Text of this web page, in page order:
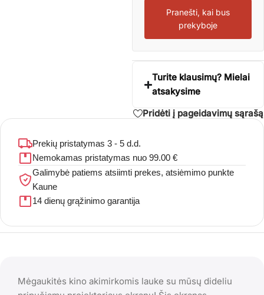
Pranešti, kai bus
prekyboje
Turite klausimų? Mielai
atsakysime
Pridėti į pageidavimų sąrašą
Prekių pristatymas 3 - 5 d.d.
Nemokamas pristatymas nuo 99.00 €
Galimybė patiems atsiimti prekes, atsiėmimo punkte
Kaune
14 dienų grąžinimo garantija
Mėgaukitės kino akimirkomis lauke su mūsų dideliu